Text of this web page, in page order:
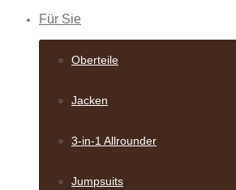
Für Sie
Oberteile
Jacken
3-in-1 Allrounder
Jumpsuits